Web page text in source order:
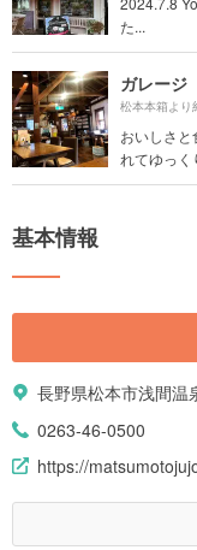
た...
ガレージ
松本本箱より
おいしさ
れてゆっく
基本情報
長野県松本市浅間温
0263-46-0500
https://